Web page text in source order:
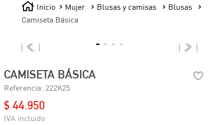
Mujer Blusas y camisas
Blusas
Camiseta Básica
CAMISETA BÁSICA
Referencia: 222K25
$ 44 950